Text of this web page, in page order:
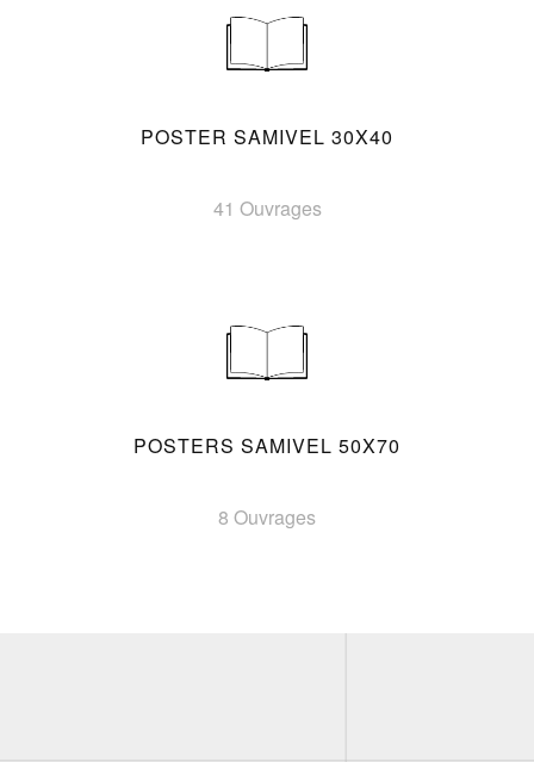
POSTER SAMIVEL 30X40
41 Ouvrages
POSTERS SAMIVEL 50X70
8 Ouvrages